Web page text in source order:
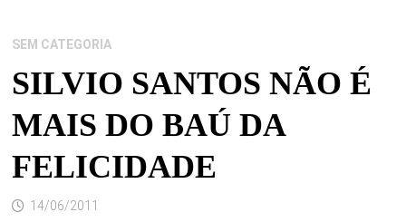
SEM CATEGORIA
SILVIO SANTOS NÃO É
MAIS DO BAÚ DA
FELICIDADE
14/06/2011